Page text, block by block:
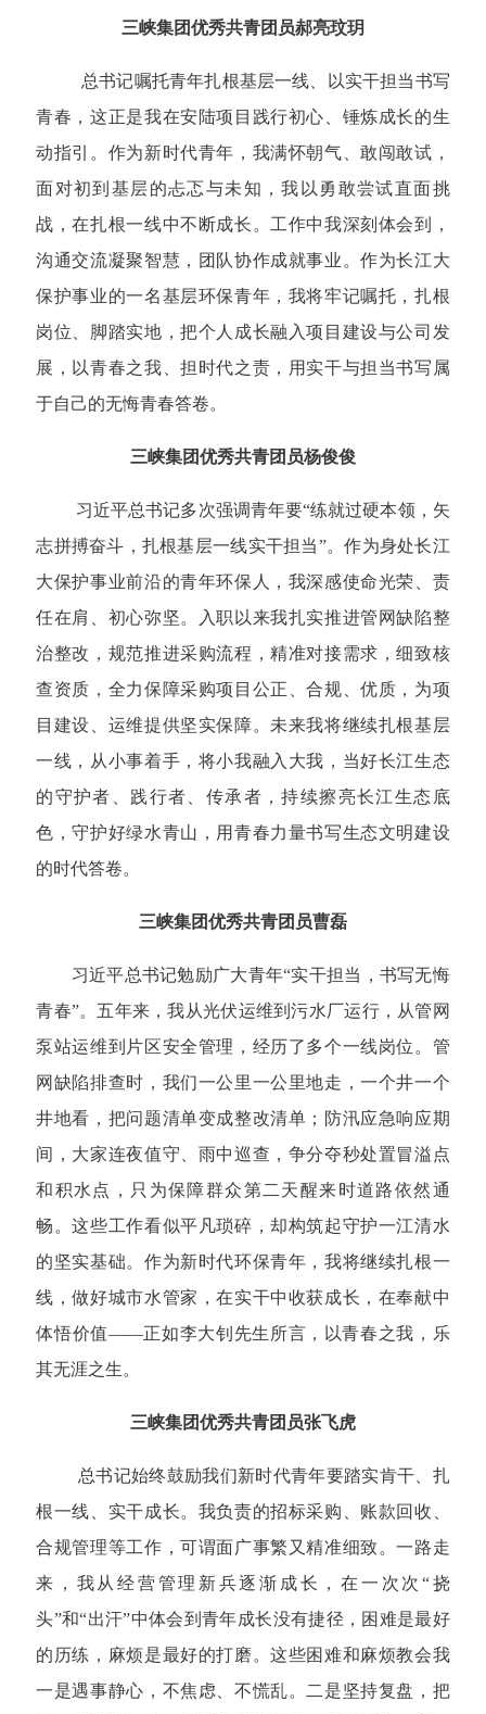
三峡集团优秀共青团员郝亮玟玥
总书记嘱托青年扎根基层一线、以实干担当书写
青春，这正是我在安陆项目践行初心、锤炼成长的生
动指引。作为新时代青年，我满怀朝气、敢闯敢试，
面对初到基层的忐忑与未知，我以勇敢尝试直面挑
战，在扎根一线中不断成长。工作中我深刻体会到，
沟通交流凝聚智慧，团队协作成就事业。作为长江大
保护事业的一名基层环保青年，我将牢记嘱托，扎根
岗位、脚踏实地，把个人成长融入项目建设与公司发
展，以青春之我、担时代之责，用实干与担当书写属
于自己的无悔青春答卷。
三峡集团优秀共青团员杨俊俊
习近平总书记多次强调青年要“练就过硬本领，矢
志拼搏奋斗，扎根基层一线实干担当”。作为身处长江
大保护事业前沿的青年环保人，我深感使命光荣、责
任在肩、初心弥坚。入职以来我扎实推进管网缺陷整
治整改，规范推进采购流程，精准对接需求，细致核
查资质，全力保障采购项目公正、合规、优质，为项
目建设、运维提供坚实保障。未来我将继续扎根基层
一线，从小事着手，将小我融入大我，当好长江生态
的守护者、践行者、传承者，持续擦亮长江生态底
色，守护好绿水青山，用青春力量书写生态文明建设
的时代答卷。
三峡集团优秀共青团员曹磊
习近平总书记勉励广大青年“实干担当，书写无悔
青春”。五年来，我从光伏运维到污水厂运行，从管网
泵站运维到片区安全管理，经历了多个一线岗位。管
网缺陷排查时，我们一公里一公里地走，一个井一个
井地看，把问题清单变成整改清单；防汛应急响应期
间，大家连夜值守、雨中巡查，争分夺秒处置冒溢点
和积水点，只为保障群众第二天醒来时道路依然通
畅。这些工作看似平凡琐碎，却构筑起守护一江清水
的坚实基础。作为新时代环保青年，我将继续扎根一
线，做好城市水管家，在实干中收获成长，在奉献中
体悟价值——正如李大钊先生所言，以青春之我，乐
其无涯之生。
三峡集团优秀共青团员张飞虎
总书记始终鼓励我们新时代青年要踏实肯干、扎
根一线、实干成长。我负责的招标采购、账款回收、
合规管理等工作，可谓面广事繁又精准细致。一路走
来，我从经营管理新兵逐渐成长，在一次次“挠
头”和“出汗”中体会到青年成长没有捷径，困难是最好
的历练，麻烦是最好的打磨。这些困难和麻烦教会我
一是遇事静心，不焦虑、不慌乱。二是坚持复盘，把